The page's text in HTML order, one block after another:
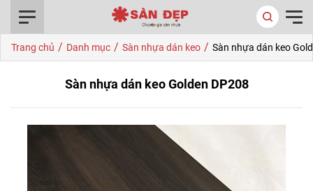
Trang chủ / Danh mục / Sàn nhựa dán keo / Sàn nhựa dán keo
Sàn nhựa dán keo Golden DP208